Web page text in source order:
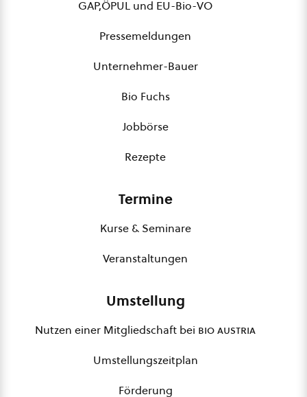
GAP,ÖPUL und EU-Bio-VO
Pressemeldungen
Unternehmer-Bauer
Bio Fuchs
Jobbörse
Rezepte
Termine
Kurse & Seminare
Veranstaltungen
Umstellung
Nutzen einer Mitgliedschaft bei bio austria
Umstellungszeitplan
Förderung